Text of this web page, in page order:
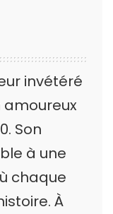
invétéré
Son
à une
chaque
À